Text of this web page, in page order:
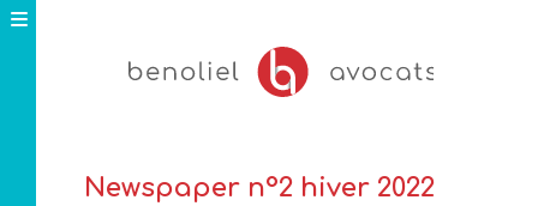
Newspaper n°2 hiver 2022